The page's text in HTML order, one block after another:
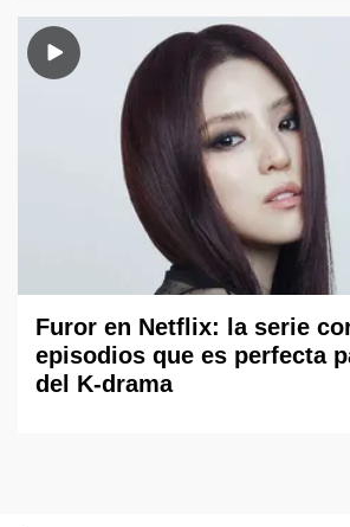
Furor en Netflix: la serie
episodios que es perfecta
del K-drama